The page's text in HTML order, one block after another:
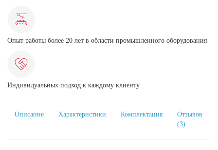
Опыт работы более 20 лет в области промышленного оборудования
Индивидуальных подход к каждому клиенту
Описание Характеристики Комплектация
Отзывов
(3)